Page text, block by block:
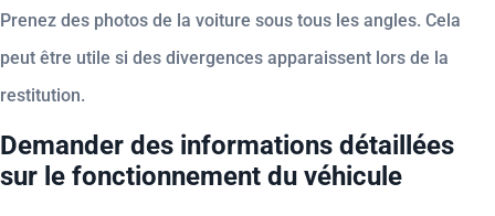
Prenez des photos de la voiture sous tous les angles. Cela
peut être utile si des divergences apparaissent lors de la
restitution.
Demander des informations détaillées
sur le fonctionnement du véhicule